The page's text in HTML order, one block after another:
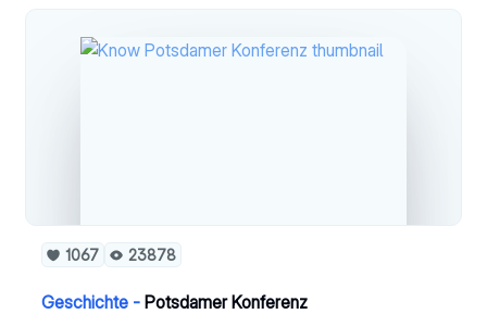
1067 23878
Geschichte - Potsdamer Konferenz